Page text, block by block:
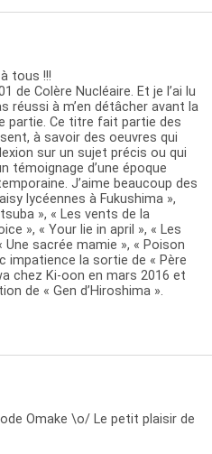
tous !!!
de Colère Nucléaire. Et je l’ai lu
réussi à m’en détâcher avant la
partie. Ce titre fait partie des
à savoir des oeuvres qui
sur un sujet précis ou qui
témoignage d’une époque
J’aime beaucoup des
lycéennes à Fukushima »,
», « Les vents de la
», « Your lie in april », « Les
sacrée mamie », « Poison
impatience la sortie de « Père
chez Ki-oon en mars 2016 et
de « Gen d’Hiroshima ».
Omake \o/ Le petit plaisir de